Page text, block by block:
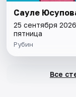
Сауле
25 сентября 2026
пятница
Рубин
Все